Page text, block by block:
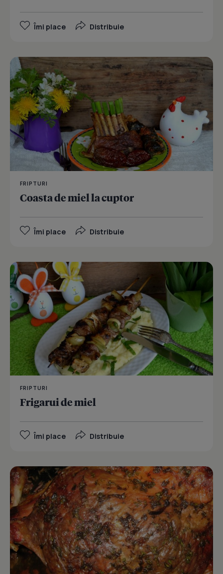
Îmi place Distribuie
FRIPTURI
Coasta de miel la cuptor
Îmi place Distribuie
FRIPTURI
Frigarui de miel
Îmi place Distribuie